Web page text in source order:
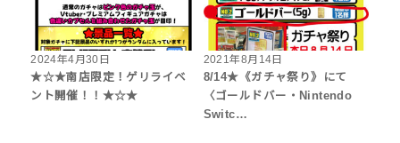
2024年4月30日
★☆★南店限定！ゲリライベ
ント開催！！★☆★
2021年8月14日
8/14★《ガチャ祭り》にて
〈ゴールドバー・Nintendo
Switc…